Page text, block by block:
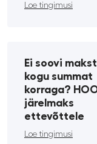
Loe tingimusi
Ei soovi
kogu summat
korraga?
järelmaks
ettevõttele
Loe tingimusi